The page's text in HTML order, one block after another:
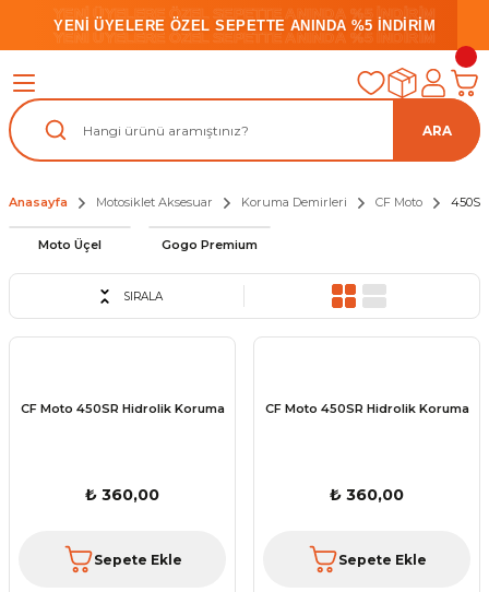
YENİ ÜYELERE ÖZEL SEPETTE ANINDA %5 İNDİRİM
YENİ ÜYELERE ÖZEL SEPETTE ANINDA %5 İNDİRİM
YENİ ÜYELERE ÖZEL SEPETTE ANINDA %5 İNDİRİM
ARA
Anasayfa Motosiklet Aksesuar Koruma Demirleri CF Moto 450SR
Moto Üçel Gogo Premium
SIRALA
CF Moto 450SR Hidrolik Koruma
₺ 360,00
Sepete Ekle
CF Moto 450SR Hidrolik Koruma
₺ 360,00
Sepete Ekle